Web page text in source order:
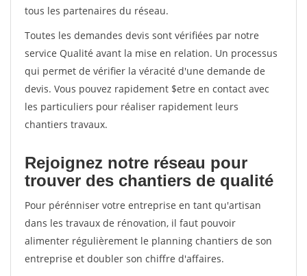
tous les partenaires du réseau.
Toutes les demandes devis sont vérifiées par notre
service Qualité avant la mise en relation. Un processus
qui permet de vérifier la véracité d'une demande de
devis. Vous pouvez rapidement $etre en contact avec
les particuliers pour réaliser rapidement leurs
chantiers travaux.
Rejoignez notre réseau pour
trouver des chantiers de qualité
Pour pérénniser votre entreprise en tant qu'artisan
dans les travaux de rénovation, il faut pouvoir
alimenter régulièrement le planning chantiers de son
entreprise et doubler son chiffre d'affaires.